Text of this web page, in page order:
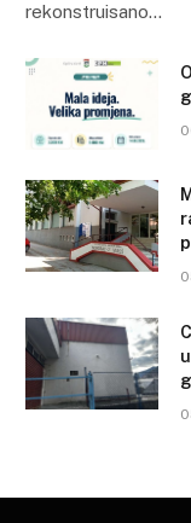
rekonstruisano…